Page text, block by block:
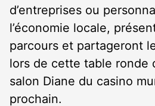
d’entreprises ou
l’économie locale,
parcours et partageront
lors de cette table ronde
salon Diane du casino
prochain.